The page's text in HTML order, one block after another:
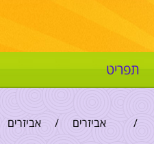
תפריט
/ אביזרים / אביזרים